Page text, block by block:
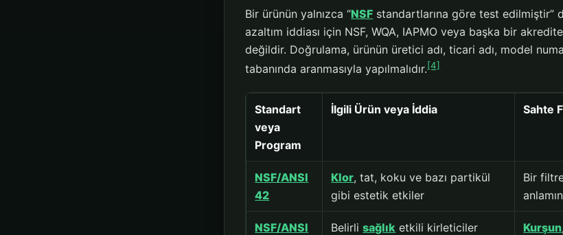
Bir ürünün yalnızca “NSF standartlarına göre test
azaltım iddiası için NSF, WQA, IAPMO veya başka bir
değildir. Doğrulama, ürünün üretici adı, ticari adı, model
tabanında aranmasıyla yapılmalıdır.[4]
Standart
veya
Program
İlgili Ürün veya İddia Sahte
NSF/ANSI
42
Klor, tat, koku ve bazı partikül
gibi estetik etkiler
Bir
NSF/ANSI
Belirlisağlık etkili kirleticiler Kurşun